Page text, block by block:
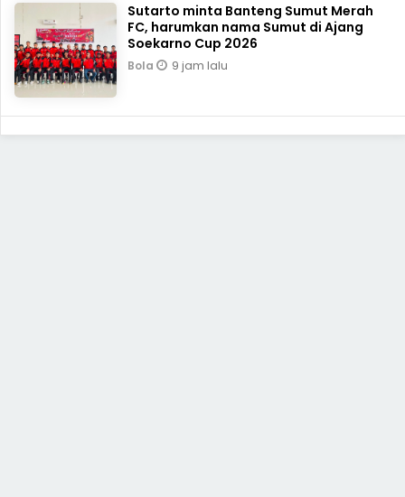
Sutarto minta Banteng Sumut Merah
FC, harumkan nama Sumut di Ajang
Soekarno Cup 2026
Bola 9 jam lalu